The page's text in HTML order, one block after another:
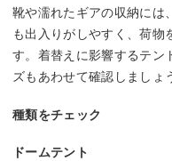
靴や濡れたギアの収納には
も出入りがしやすく、荷物
す。着替えに影響するテン
ズもあわせて確認しましょ
種類をチェック
ドームテント